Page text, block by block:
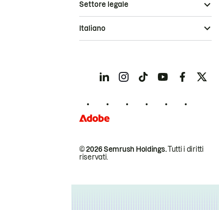
© 2026 Semrush Holdings.Tutti i diritti
riservati.
Settore legale
Italiano